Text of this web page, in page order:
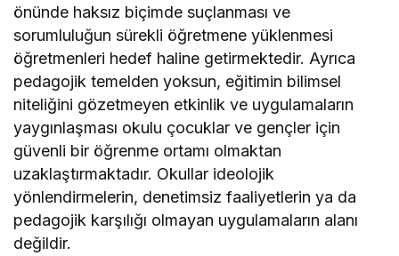
önünde haksız biçimde suçlanması ve
sorumluluğun sürekli öğretmene yüklenmesi
öğretmenleri hedef haline getirmektedir. Ayrıca
pedagojik temelden yoksun, eğitimin bilimsel
niteliğini gözetmeyen etkinlik ve uygulamaların
yaygınlaşması okulu çocuklar ve gençler için
güvenli bir öğrenme ortamı olmaktan
uzaklaştırmaktadır. Okullar ideolojik
yönlendirmelerin, denetimsiz faaliyetlerin ya da
pedagojik karşılığı olmayan uygulamaların alanı
değildir.